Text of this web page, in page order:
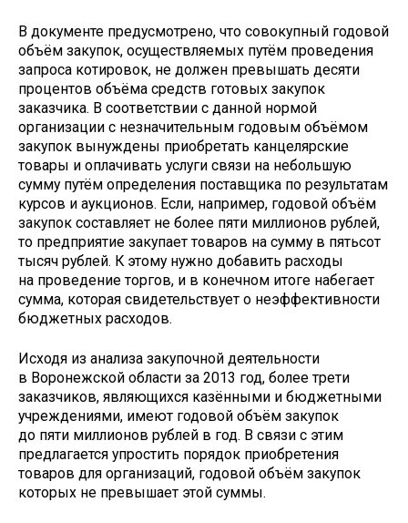
В документе предусмотрено, что совокупный годовой
объём закупок, осуществляемых путём проведения
запроса котировок, не должен превышать десяти
процентов объёма средств готовых закупок
заказчика. В соответствии с данной нормой
организации с незначительным годовым объёмом
закупок вынуждены приобретать канцелярские
товары и оплачивать услуги связи на небольшую
сумму путём определения поставщика по результатам
курсов и аукционов. Если, например, годовой объём
закупок составляет не более пяти миллионов руб­лей,
то предприятие закупает товаров на сумму в пятьсот
тысяч рублей. К этому нужно добавить расходы
на проведение торгов, и в конечном итоге набегает
сумма, которая свидетельствует о неэффективности
бюджетных расходов.
Исходя из анализа закупочной деятельности
в Воронежской области за 2013 год, более трети
заказчиков, являющихся казёнными и бюджетными
учреждениями, имеют годовой объём закупок
до пяти миллионов рублей в год. В связи с этим
предлагается упростить порядок при­обретения
товаров для организаций, годовой объём закупок
которых не превышает этой суммы.